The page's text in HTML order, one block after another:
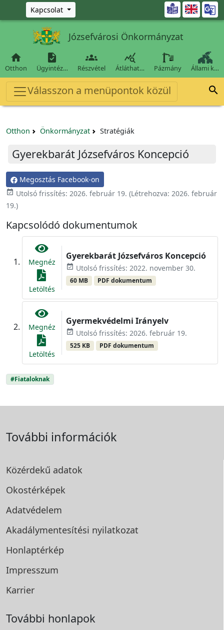
Ugrás a fő tartalomra
Kapcsolat 
Józsefvárosi Önkormányzat

Otthon

Ügyintéz…

Részvétel

Átláthat… Pázmány Állami k…
Válasszon a menüpontok közül 
Otthon Önkormányzat Stratégiák
Gyerekbarát Józsefváros Koncepció
Megosztás Facebook-on
event_available Utolsó frissítés: 2026. február 19. (Létrehozva: 2026. február
19.)
Kapcsolódó dokumentumok
Megnéz
Letöltés
Gyerekbarát Józsefváros Koncepció
event_available Utolsó frissítés: 2022. november 30.
60 MB PDF dokumentum
Megnéz
Letöltés
Gyermekvédelmi Irányelv
event_available Utolsó frissítés: 2026. február 19.
525 KB PDF dokumentum
#Fiataloknak
További információk
Közérdekű adatok
Okostérképek
Adatvédelem
Akadálymentesítési nyilatkozat
Honlaptérkép
Impresszum
Karrier
További honlapok